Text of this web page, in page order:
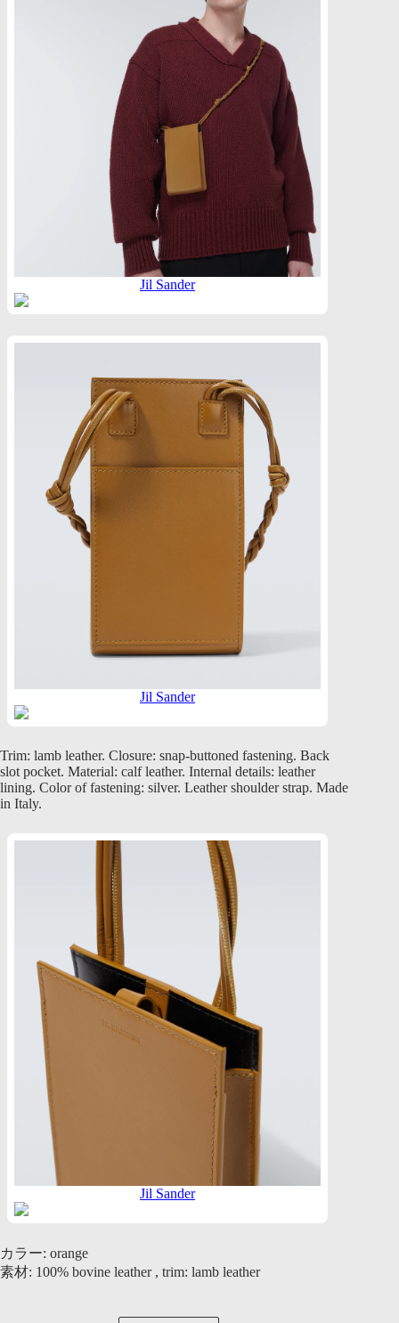
Jil Sander
Jil Sander
Trim: lamb leather. Closure: snap-buttoned fastening. Back
slot pocket. Material: calf leather. Internal details: leather
lining. Color of fastening: silver. Leather shoulder strap. Made
in Italy.
Jil Sander
カラー: orange
素材: 100% bovine leather , trim: lamb leather